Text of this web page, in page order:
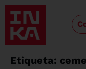
Etiqueta: